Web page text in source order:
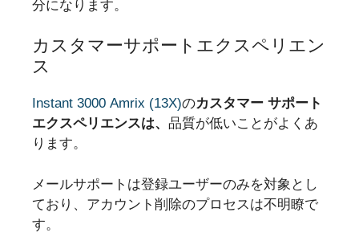
分になります。
カスタマーサポートエクスペリエン
ス
Instant 3000 Amrix (13X)のカスタマー サポート
エクスペリエンスは、 品質が低いことがよくあ
ります。
メールサポートは登録ユーザーのみを対象とし
ており、アカウント削除のプロセスは不明瞭で
す。